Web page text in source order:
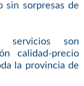
sin sorpresas de
servicios son
calidad-precio
la provincia de